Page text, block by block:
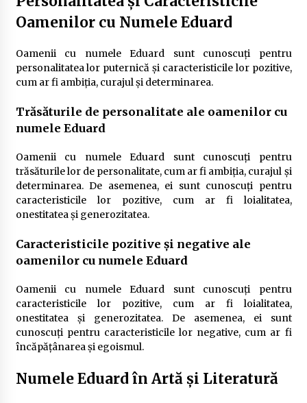
Oamenilor cu Numele Eduard
Oamenii cu numele Eduard sunt cunoscuți pentru
personalitatea lor puternică și caracteristicile lor pozitive,
cum ar fi ambiția, curajul și determinarea.
Trăsăturile de personalitate ale oamenilor cu
numele Eduard
Oamenii cu numele Eduard sunt cunoscuți pentru
trăsăturile lor de personalitate, cum ar fi ambiția, curajul și
determinarea. De asemenea, ei sunt cunoscuți pentru
caracteristicile lor pozitive, cum ar fi loialitatea,
onestitatea și generozitatea.
Caracteristicile pozitive și negative ale
oamenilor cu numele Eduard
Oamenii cu numele Eduard sunt cunoscuți pentru
caracteristicile lor pozitive, cum ar fi loialitatea,
onestitatea și generozitatea. De asemenea, ei sunt
cunoscuți pentru caracteristicile lor negative, cum ar fi
încăpățânarea și egoismul.
Numele Eduard în Artă și Literatură